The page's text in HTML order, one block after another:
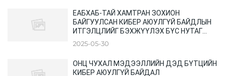
ЕАБХАБ-ТАЙ ХАМТРАН ЗОХИОН
БАЙГУУЛСАН КИБЕР АЮУЛГҮЙ БАЙДЛЫН
ИТГЭЛЦЛИЙГ БЭХЖҮҮЛЭХ БҮС НУТАГ
ХООРОНДЫН ХУРАЛ
2025-05-30
ОНЦ ЧУХАЛ МЭДЭЭЛЛИЙН ДЭД БҮТЦИЙН
КИБЕР АЮУЛГҮЙ БАЙДАЛ